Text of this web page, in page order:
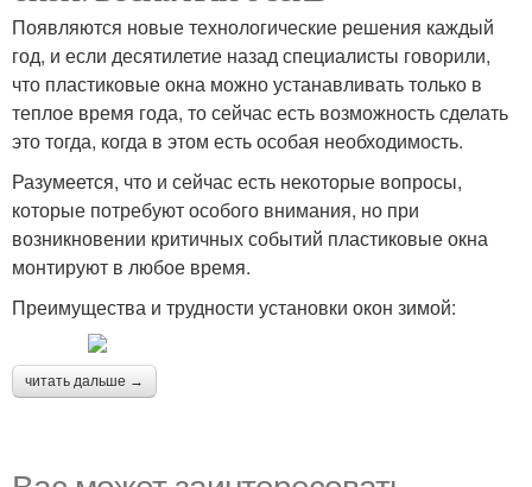
Появляются новые технологические решения каждый
год, и если десятилетие назад специалисты говорили,
что пластиковые окна можно устанавливать только в
теплое время года, то сейчас есть возможность сделать
это тогда, когда в этом есть особая необходимость.
Разумеется, что и сейчас есть некоторые вопросы,
которые потребуют особого внимания, но при
возникновении критичных событий пластиковые окна
монтируют в любое время.
Преимущества и трудности установки окон зимой:
читать дальше →